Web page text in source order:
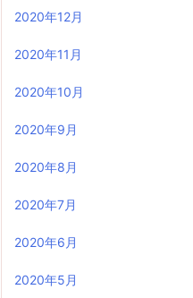
2020年12月
2020年11月
2020年10月
2020年9月
2020年8月
2020年7月
2020年6月
2020年5月